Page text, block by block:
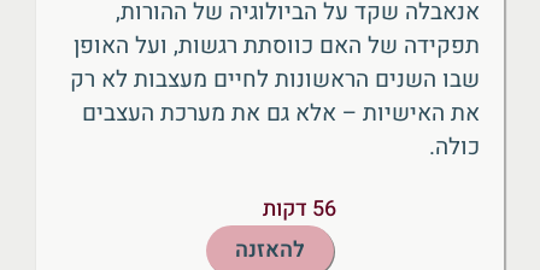
אנאבלה שקד על הביולוגיה של ההורות,
תפקידה של האם כווסתת רגשות, ועל האופן
שבו השנים הראשונות לחיים מעצבות לא רק
את האישיות – אלא גם את מערכת העצבים
כולה.
56 דקות
להאזנה